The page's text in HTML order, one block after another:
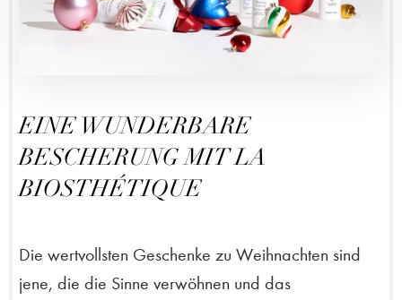
EINE WUNDERBARE
BESCHERUNG MIT LA
BIOSTHÉTIQUE
Die wertvollsten Geschenke zu Weihnachten sind
jene, die die Sinne verwöhnen und das